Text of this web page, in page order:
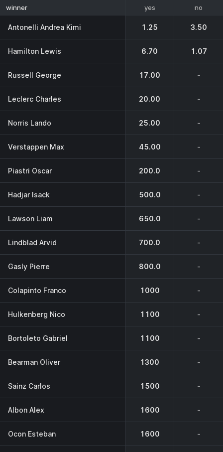
winner yes no
Antonelli Andrea Kimi 1.25 3.50
Hamilton Lewis 6.70 1.07
Russell George 17.00 -
Leclerc Charles 20.00 -
Norris Lando 25.00 -
Verstappen Max 45.00 -
Piastri Oscar 200.0 -
Hadjar Isack 500.0 -
Lawson Liam 650.0 -
Lindblad Arvid 700.0 -
Gasly Pierre 800.0 -
Colapinto Franco 1000 -
Hulkenberg Nico 1100 -
Bortoleto Gabriel 1100 -
Bearman Oliver 1300 -
Sainz Carlos 1500 -
Albon Alex 1600 -
Ocon Esteban 1600 -